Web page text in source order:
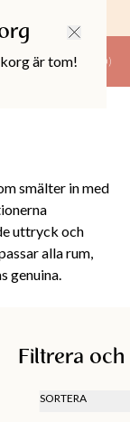
0)
är tom!
smälter in med
uttryck och
alla rum,
genuina.
Filtrera och
SORTERA